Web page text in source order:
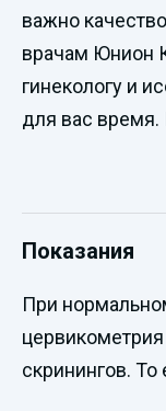
важно
врачам Юнион
гинекологу и
для вас время.
Показания
При
скринингов.